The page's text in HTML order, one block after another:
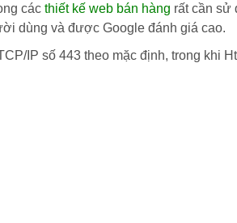
các thiết kế web bán hàng rất cần sử
dùng và được Google đánh giá cao.
IP số 443 theo mặc định, trong khi